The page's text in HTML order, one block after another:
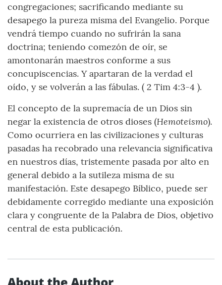
congregaciones; sacrificando mediante su
desapego la pureza misma del Evangelio. Porque
vendrá tiempo cuando no sufrirán la sana
doctrina; teniendo comezón de oír, se
amontonarán maestros conforme a sus
concupiscencias. Y apartaran de la verdad el
oído, y se volverán a las fábulas. ( 2 Tim 4:3-4 ).
El concepto de la supremacía de un Dios sin
negar la existencia de otros dioses (Hemoteismo).
Como ocurriera en las civilizaciones y culturas
pasadas ha recobrado una relevancia significativa
en nuestros días, tristemente pasada por alto en
general debido a la sutileza misma de su
manifestación. Este desapego Bíblico, puede ser
debidamente corregido mediante una exposición
clara y congruente de la Palabra de Dios, objetivo
central de esta publicación.